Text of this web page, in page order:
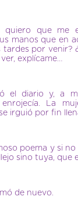
que me
manos que en
tardes por venir?
explícame…
el diario y, a
La
irguió por fin
poema y si no
sino tuya, que
de nuevo.